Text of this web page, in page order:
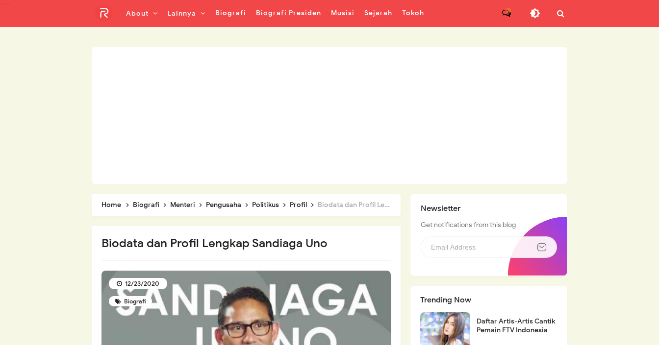
About Lainnya Biografi Biografi Presiden Musisi Sejarah Tokoh
Home Biografi Menteri Pengusaha Politikus Profil Biodata dan Profil Lengkap Sandiaga Uno
Biodata dan Profil Lengkap Sandiaga Uno
Biografi
12/23/2020
Newsletter
Get notifications from this blog
Trending Now
Daftar Artis-Artis Cantik
Pemain FTV Indonesia